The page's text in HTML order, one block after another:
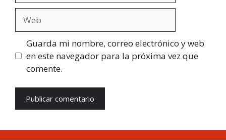
Guarda mi nombre, correo electrónico y web
en este navegador para la próxima vez que
comente.